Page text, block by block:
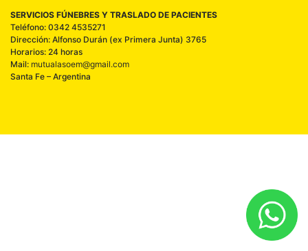
SERVICIOS FÚNEBRES Y TRASLADO DE PACIENTES
Teléfono: 0342 4535271
Dirección: Alfonso Durán (ex Primera Junta) 3765
Horarios: 24 horas
Mail: mutualasoem@gmail.com
Santa Fe – Argentina